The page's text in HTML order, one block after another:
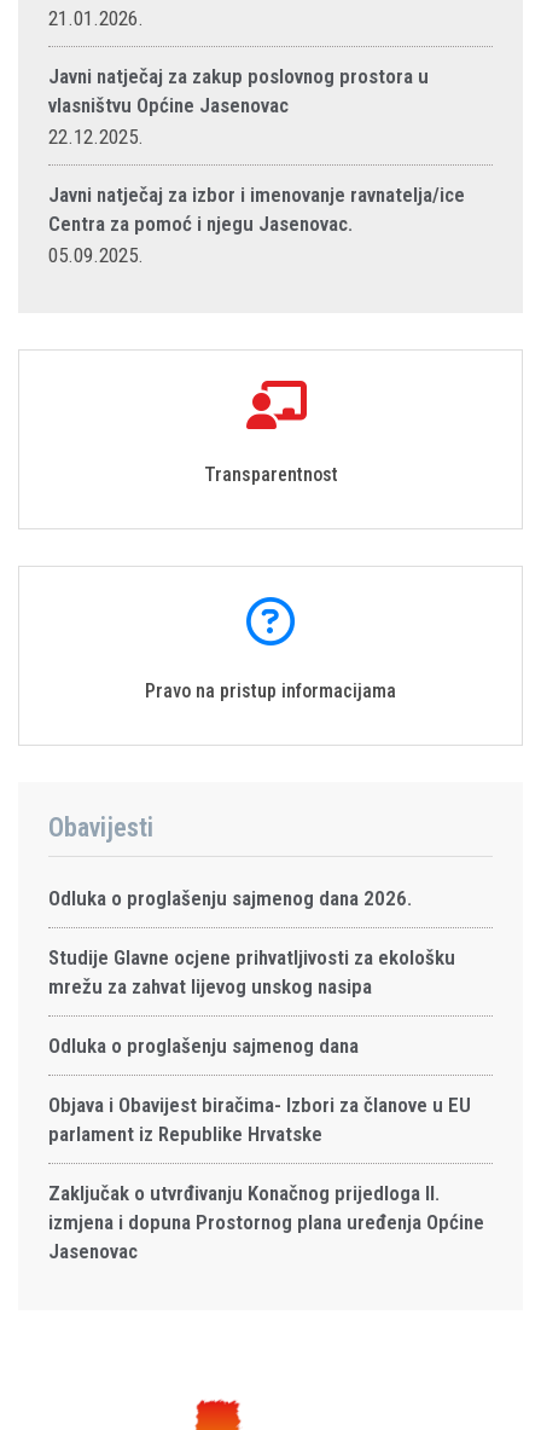
21.01.2026.
Javni natječaj za zakup poslovnog prostora u
vlasništvu Općine Jasenovac
22.12.2025.
Javni natječaj za izbor i imenovanje ravnatelja/ice
Centra za pomoć i njegu Jasenovac.
05.09.2025.
Transparentnost
Pravo na pristup informacijama
Obavijesti
Odluka o proglašenju sajmenog dana 2026.
Studije Glavne ocjene prihvatljivosti za ekološku
mrežu za zahvat lijevog unskog nasipa
Odluka o proglašenju sajmenog dana
Objava i Obavijest biračima- Izbori za članove u EU
parlament iz Republike Hrvatske
Zaključak o utvrđivanju Konačnog prijedloga II.
izmjena i dopuna Prostornog plana uređenja Općine
Jasenovac